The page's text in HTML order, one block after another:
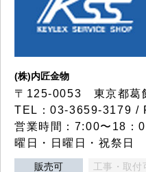
(株)内匠金物
〒125-0053 東京都葛
TEL：03-3659-3179 /
営業時間：7:00〜18：
曜日・日曜日・祝祭日
販売可 工事・取付